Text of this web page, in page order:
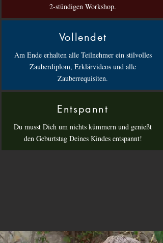
2-stündigen Workshop.
Vollendet
Am Ende erhalten alle Teilnehmer ein stilvolles
Zauberdiplom, Erklärvideos und alle
Zauberrequisiten.
Entspannt
Du musst Dich um nichts kümmern und genießt
den Geburtstag Deines Kindes entspannt!